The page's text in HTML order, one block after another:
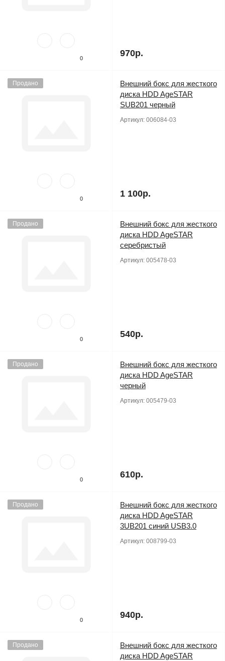
0 970р.
Продано
0
Внешний бокс для жесткого
диска HDD AgeSTAR
SUB201 черный
Артикул: 006084-03
1 100р.
Продано
0
Внешний бокс для жесткого
диска HDD AgeSTAR
серебристый
Артикул: 005478-03
540р.
Продано
0
Внешний бокс для жесткого
диска HDD AgeSTAR
черный
Артикул: 005479-03
610р.
Продано
0
Внешний бокс для жесткого
диска HDD AgeSTAR
3UB201 синий USB3.0
Артикул: 008799-03
940р.
Продано
Внешний бокс для жесткого
диска HDD AgeSTAR